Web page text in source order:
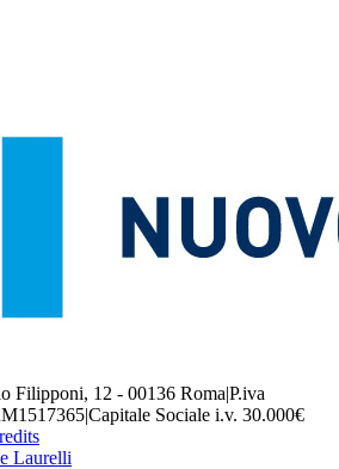
Filipponi, 12 - 00136 Roma|P.iva
|Capitale Sociale i.v. 30.000€
Laurelli